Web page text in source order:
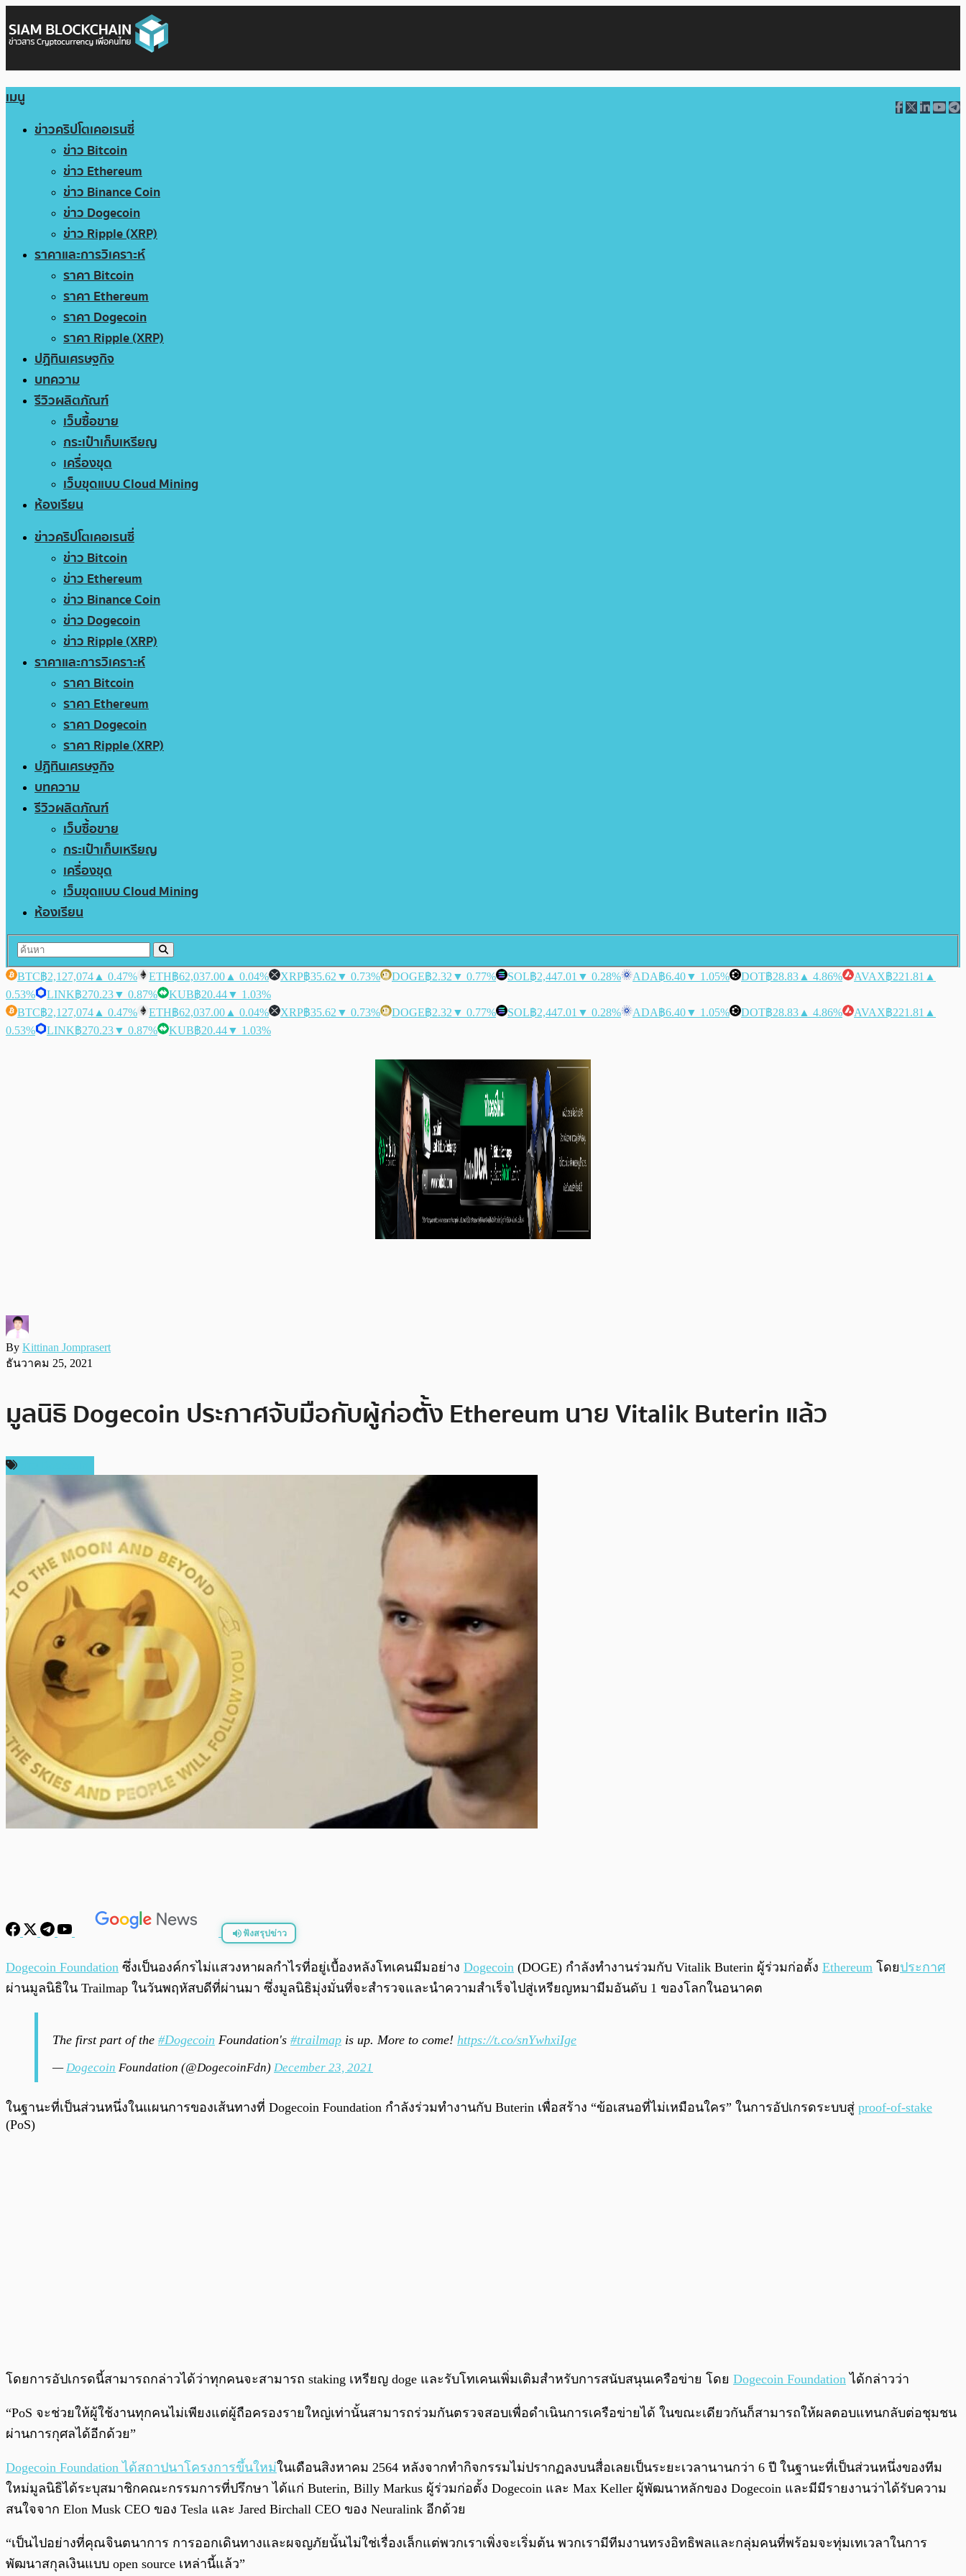
เมนู
ข่าวคริปโตเคอเรนซี่
ข่าว Bitcoin
ข่าว Ethereum
ข่าว Binance Coin
ข่าว Dogecoin
ข่าว Ripple (XRP)
ราคาและการวิเคราะห์
ราคา Bitcoin
ราคา Ethereum
ราคา Dogecoin
ราคา Ripple (XRP)
ปฏิทินเศรษฐกิจ
บทความ
รีวิวผลิตภัณฑ์
เว็บซื้อขาย
กระเป๋าเก็บเหรียญ
เครื่องขุด
เว็บขุดแบบ Cloud Mining
ห้องเรียน
ข่าวคริปโตเคอเรนซี่
ข่าว Bitcoin
ข่าว Ethereum
ข่าว Binance Coin
ข่าว Dogecoin
ข่าว Ripple (XRP)
ราคาและการวิเคราะห์
ราคา Bitcoin
ราคา Ethereum
ราคา Dogecoin
ราคา Ripple (XRP)
ปฏิทินเศรษฐกิจ
บทความ
รีวิวผลิตภัณฑ์
เว็บซื้อขาย
กระเป๋าเก็บเหรียญ
เครื่องขุด
เว็บขุดแบบ Cloud Mining
ห้องเรียน
BTC฿2,127,074 ▲ 0.47% ETH฿62,037.00 ▲ 0.04% XRP฿35.62 ▼ 0.73% DOGE฿2.32 ▼ 0.77% SOL฿2,447.01 ▼ 0.28% ADA฿6.40▼ 1.05% DOT฿28.83 ▲ 4.86% AVAX฿221.81 ▲
0.53%
LINK฿270.23▼ 0.87% KUB฿20.44▼ 1.03%
BTC฿2,127,074 ▲ 0.47% ETH฿62,037.00 ▲ 0.04% XRP฿35.62 ▼ 0.73% DOGE฿2.32 ▼ 0.77% SOL฿2,447.01 ▼ 0.28% ADA฿6.40▼ 1.05% DOT฿28.83 ▲ 4.86% AVAX฿221.81 ▲
0.53%
LINK฿270.23▼ 0.87% KUB฿20.44▼ 1.03%
By Kittinan Jomprasert
ธันวาคม 25, 2021
มูลนิธิ Dogecoin ประกาศจับมือกับผู้ก่อตั้ง Ethereum นาย Vitalik Buterin แล้ว
ฟังสรุปข่าว
พร้อมเล่น 0:00/ 0:00
Dogecoin Foundation ซึ่งเป็นองค์กรไม่แสวงหาผลกำไรที่อยู่เบื้องหลังโทเคนมีมอย่าง Dogecoin (DOGE) กำลังทำงานร่วมกับ Vitalik Buterin ผู้ร่วมก่อตั้ง Ethereum โดยประกาศ
ผ่านมูลนิธิใน Trailmap ในวันพฤหัสบดีที่ผ่านมา ซึ่งมูลนิธิมุ่งมั่นที่จะสำรวจและนำความสำเร็จไปสู่เหรียญหมามีมอันดับ 1 ของโลกในอนาคต
The first part of the #Dogecoin Foundation's #trailmap is up. More to come! https://t.co/snYwhxiIge
—Dogecoin Foundation (@DogecoinFdn) December 23, 2021
ในฐานะที่เป็นส่วนหนึ่งในแผนการของเส้นทางที่ Dogecoin Foundation กำลังร่วมทำงานกับ Buterin เพื่อสร้าง “ข้อเสนอที่ไม่เหมือนใคร” ในการอัปเกรดระบบสู่ proof-of-stake
(PoS)
โดยการอัปเกรดนี้สามารถกล่าวได้ว่าทุกคนจะสามารถ staking เหรียญ doge และรับโทเคนเพิ่มเติมสำหรับการสนับสนุนเครือข่าย โดย Dogecoin Foundation ได้กล่าวว่า
“PoS จะช่วยให้ผู้ใช้งานทุกคนไม่เพียงแต่ผู้ถือครองรายใหญ่เท่านั้นสามารถร่วมกันตรวจสอบเพื่อดำเนินการเครือข่ายได้ ในขณะเดียวกันก็สามารถให้ผลตอบแทนกลับต่อชุมชน
ผ่านการกุศลได้อีกด้วย”
Dogecoin Foundation ได้สถาปนาโครงการขึ้นใหม่ในเดือนสิงหาคม 2564 หลังจากทำกิจกรรมไม่ปรากฏลงบนสื่อเลยเป็นระยะเวลานานกว่า 6 ปี ในฐานะที่เป็นส่วนหนึ่งของทีม
ใหม่มูลนิธิได้ระบุสมาชิกคณะกรรมการที่ปรึกษา ได้แก่ Buterin, Billy Markus ผู้ร่วมก่อตั้ง Dogecoin และ Max Keller ผู้พัฒนาหลักของ Dogecoin และมีมีรายงานว่าได้รับความ
สนใจจาก Elon Musk CEO ของ Tesla และ Jared Birchall CEO ของ Neuralink อีกด้วย
“เป็นไปอย่างที่คุณจินตนาการ การออกเดินทางและผจญภัยนั้นไม่ใช่เรื่องเล็กแต่พวกเราเพิ่งจะเริ่มต้น พวกเรามีทีมงานทรงอิทธิพลและกลุ่มคนที่พร้อมจะทุ่มเทเวลาในการ
พัฒนาสกุลเงินแบบ open source เหล่านี้แล้ว”